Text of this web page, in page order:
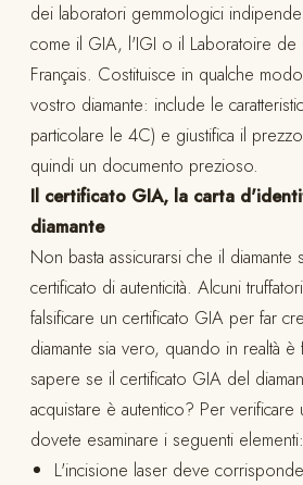
dei laboratori gemmologici
come il GIA, l'IGI o il Laboratoire de
Français. Costituisce in qualche
vostro diamante: include le
particolare le 4C) e giustifica il
quindi un documento prezioso.
Il certificato GIA, la carta
diamante
Non basta assicurarsi che il
certificato di autenticità. Alcuni
falsificare un certificato GIA per far
diamante sia vero, quando in realtà
sapere se il certificato GIA del
acquistare è autentico? Per
dovete esaminare i seguenti elementi:
L'incisione laser deve